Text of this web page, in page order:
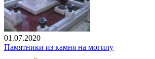
01.07.2020
Памятники из камня на могилу